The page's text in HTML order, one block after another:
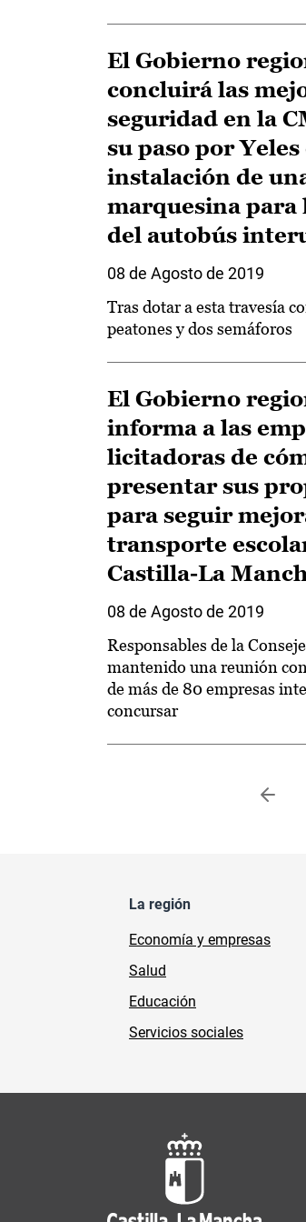
El Gobierno
concluirá las
seguridad en la
su paso por
instalación de
marquesina para
del autobús
08 de Agosto de 2019
Tras dotar a esta travesía
peatones y dos semáforos
El Gobierno
informa a las
licitadoras de
presentar sus
para seguir
transporte
Castilla-La
08 de Agosto de 2019
Responsables de la
mantenido una reunión
de más de 80 empresas
concursar
La región
Economía y empresas
Salud
Educación
Servicios sociales